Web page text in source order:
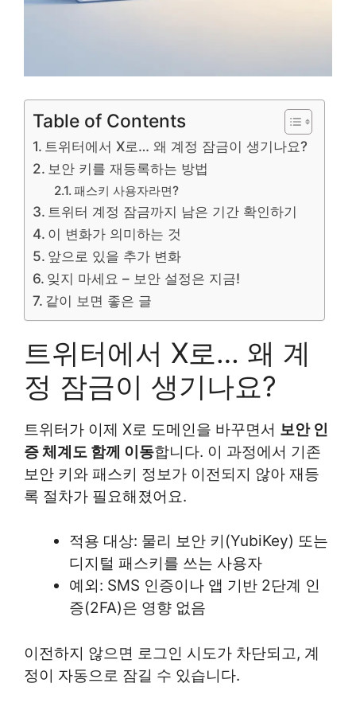
Table of Contents
트위터에서 X로… 왜 계정 잠금이 생기나요?
보안 키를 재등록하는 방법
패스키 사용자라면?
트위터 계정 잠금까지 남은 기간 확인하기
이 변화가 의미하는 것
앞으로 있을 추가 변화
잊지 마세요 – 보안 설정은 지금!
같이 보면 좋은 글
트위터에서 X로… 왜 계
정 잠금이 생기나요?
트위터가 이제 X로 도메인을 바꾸면서 보안 인
증 체계도 함께 이동합니다. 이 과정에서 기존
보안 키와 패스키 정보가 이전되지 않아 재등
록 절차가 필요해졌어요.
적용 대상: 물리 보안 키(YubiKey) 또는
디지털 패스키를 쓰는 사용자
예외: SMS 인증이나 앱 기반 2단계 인
증(2FA)은 영향 없음
이전하지 않으면 로그인 시도가 차단되고, 계
정이 자동으로 잠길 수 있습니다.